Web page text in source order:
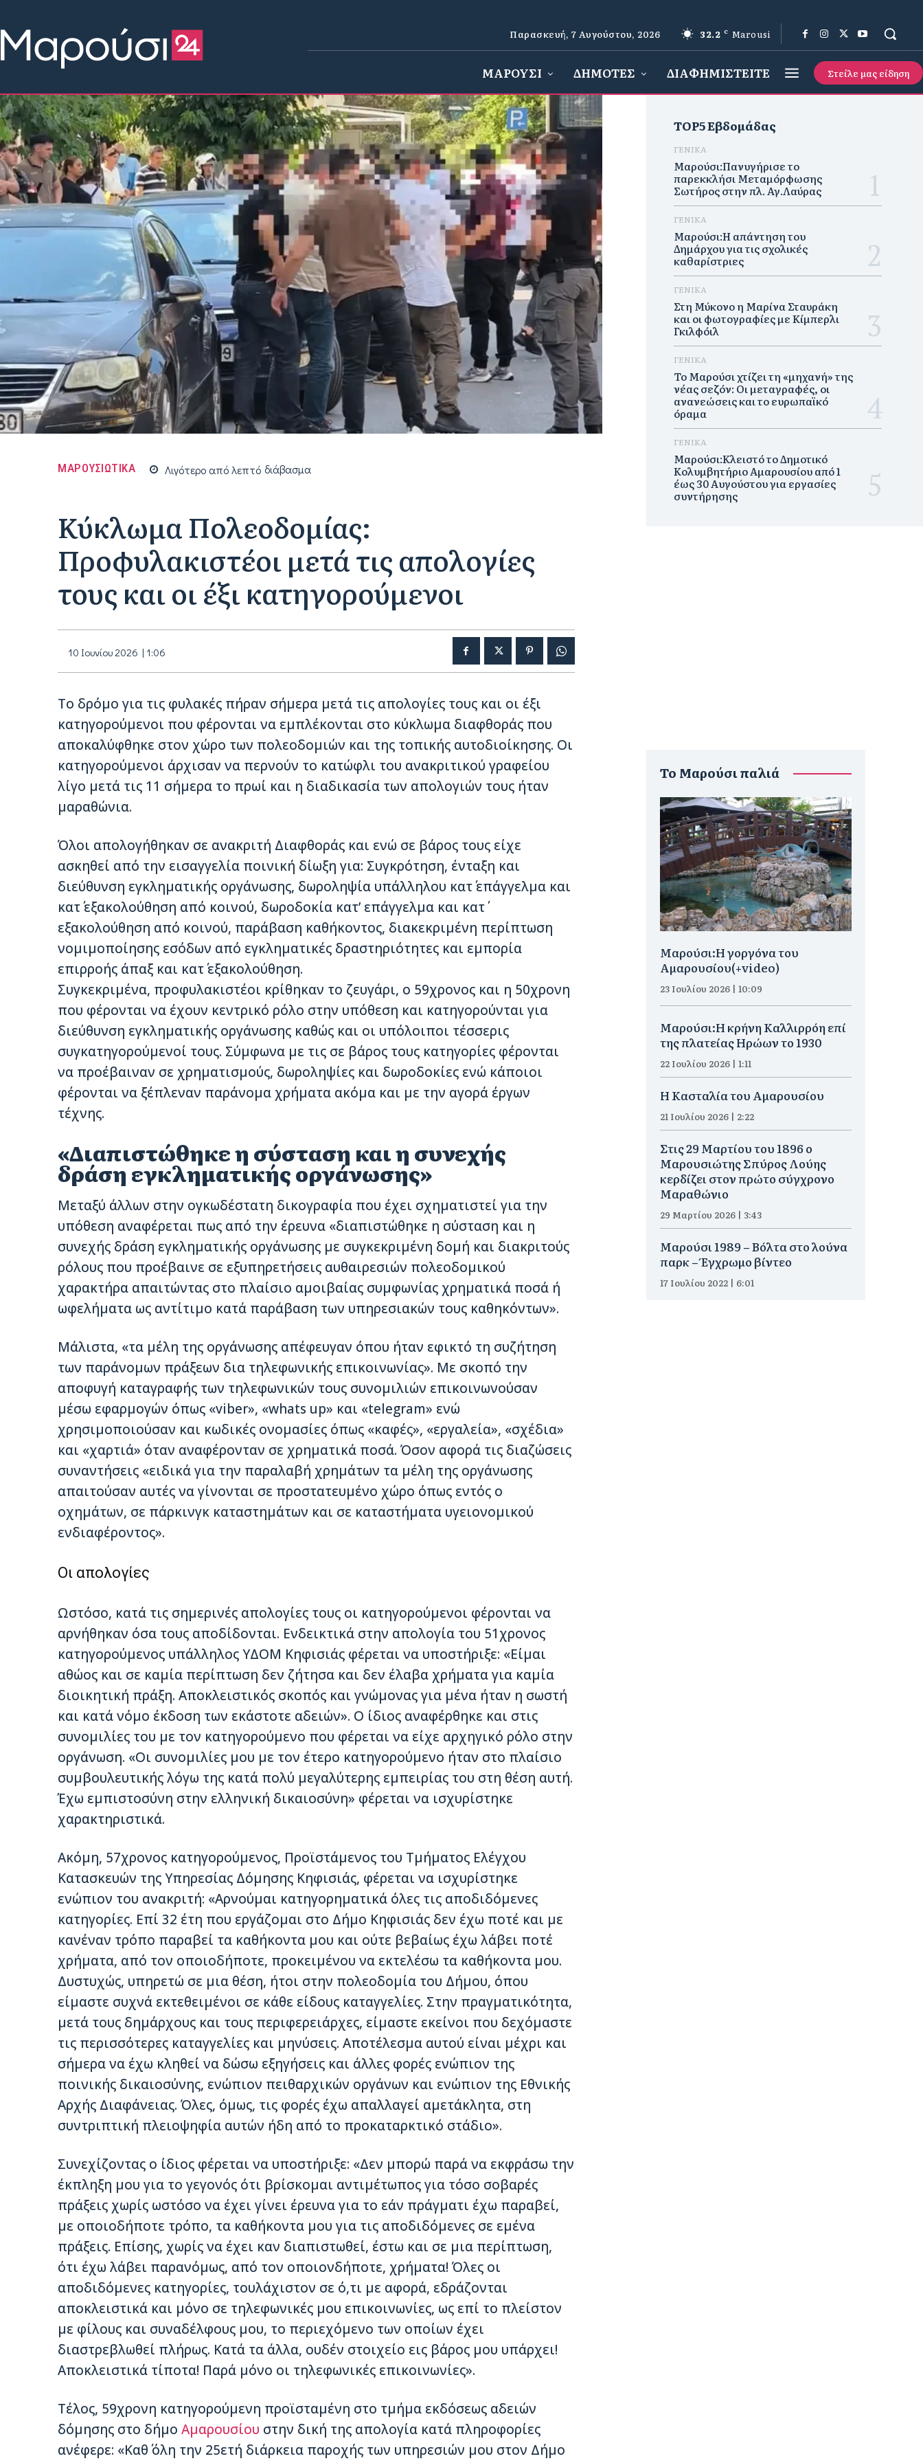
Παρασκευή, 7 Αυγούστου, 2026 32.2 C Marousi
ΜΑΡΟΥΣΙ ΔΗΜΟΤΕΣ ΔΙΑΦΗΜΙΣΤΕΙΤΕ Στείλε μας είδηση
ΜΑΡΟΥΣΙΩΤΙΚΑ Λιγότερο απόλεπτό διάβασμα
Κύκλωμα Πολεοδομίας:
Προφυλακιστέοι μετά τις απολογίες
τους και οι έξι κατηγορούμενοι
10 Ιουνίου 2026 | 1:06
Το δρόμο για τις φυλακές πήραν σήμερα μετά τις απολογίες τους και οι έξι
κατηγορούμενοι που φέρονται να εμπλέκονται στο κύκλωμα διαφθοράς που
αποκαλύφθηκε στον χώρο των πολεοδομιών και της τοπικής αυτοδιοίκησης. Οι
κατηγορούμενοι άρχισαν να περνούν το κατώφλι του ανακριτικού γραφείου
λίγο μετά τις 11 σήμερα το πρωί και η διαδικασία των απολογιών τους ήταν
μαραθώνια.
Όλοι απολογήθηκαν σε ανακριτή Διαφθοράς και ενώ σε βάρος τους είχε
ασκηθεί από την εισαγγελία ποινική δίωξη για: Συγκρότηση, ένταξη και
διεύθυνση εγκληματικής οργάνωσης, δωροληψία υπάλληλου κατ΄ επάγγελμα και
κατ΄ εξακολούθηση από κοινού, δωροδοκία κατ’ επάγγελμα και κατ΄
εξακολούθηση από κοινού, παράβαση καθήκοντος, διακεκριμένη περίπτωση
νομιμοποίησης εσόδων από εγκληματικές δραστηριότητες και εμπορία
επιρροής άπαξ και κατ΄ εξακολούθηση.
Συγκεκριμένα, προφυλακιστέοι κρίθηκαν το ζευγάρι, ο 59χρονος και η 50χρονη
που φέρονται να έχουν κεντρικό ρόλο στην υπόθεση και κατηγορούνται για
διεύθυνση εγκληματικής οργάνωσης καθώς και οι υπόλοιποι τέσσερις
συγκατηγορούμενοί τους. Σύμφωνα με τις σε βάρος τους κατηγορίες φέρονται
να προέβαιναν σε χρηματισμούς, δωροληψίες και δωροδοκίες ενώ κάποιοι
φέρονται να ξέπλεναν παράνομα χρήματα ακόμα και με την αγορά έργων
τέχνης.
«Διαπιστώθηκε η σύσταση και η συνεχής
δράση εγκληματικής οργάνωσης»
Μεταξύ άλλων στην ογκωδέστατη δικογραφία που έχει σχηματιστεί για την
υπόθεση αναφέρεται πως από την έρευνα «διαπιστώθηκε η σύσταση και η
συνεχής δράση εγκληματικής οργάνωσης με συγκεκριμένη δομή και διακριτούς
ρόλους που προέβαινε σε εξυπηρετήσεις αυθαιρεσιών πολεοδομικού
χαρακτήρα απαιτώντας στο πλαίσιο αμοιβαίας συμφωνίας χρηματικά ποσά ή
ωφελήματα ως αντίτιμο κατά παράβαση των υπηρεσιακών τους καθηκόντων».
Μάλιστα, «τα μέλη της οργάνωσης απέφευγαν όπου ήταν εφικτό τη συζήτηση
των παράνομων πράξεων δια τηλεφωνικής επικοινωνίας». Με σκοπό την
αποφυγή καταγραφής των τηλεφωνικών τους συνομιλιών επικοινωνούσαν
μέσω εφαρμογών όπως «viber», «whats up» και «telegram» ενώ
χρησιμοποιούσαν και κωδικές ονομασίες όπως «καφές», «εργαλεία», «σχέδια»
και «χαρτιά» όταν αναφέρονταν σε χρηματικά ποσά. Όσον αφορά τις διαζώσεις
συναντήσεις «ειδικά για την παραλαβή χρημάτων τα μέλη της οργάνωσης
απαιτούσαν αυτές να γίνονται σε προστατευμένο χώρο όπως εντός ο
οχημάτων, σε πάρκινγκ καταστημάτων και σε καταστήματα υγειονομικού
ενδιαφέροντος».
Οι απολογίες
Ωστόσο, κατά τις σημερινές απολογίες τους οι κατηγορούμενοι φέρονται να
αρνήθηκαν όσα τους αποδίδονται. Ενδεικτικά στην απολογία του 51χρονος
κατηγορούμενος υπάλληλος ΥΔΟΜ Κηφισιάς φέρεται να υποστήριξε: «Είμαι
αθώος και σε καμία περίπτωση δεν ζήτησα και δεν έλαβα χρήματα για καμία
διοικητική πράξη. Αποκλειστικός σκοπός και γνώμονας για μένα ήταν η σωστή
και κατά νόμο έκδοση των εκάστοτε αδειών». Ο ίδιος αναφέρθηκε και στις
συνομιλίες του με τον κατηγορούμενο που φέρεται να είχε αρχηγικό ρόλο στην
οργάνωση. «Οι συνομιλίες μου με τον έτερο κατηγορούμενο ήταν στο πλαίσιο
συμβουλευτικής λόγω της κατά πολύ μεγαλύτερης εμπειρίας του στη θέση αυτή.
Έχω εμπιστοσύνη στην ελληνική δικαιοσύνη» φέρεται να ισχυρίστηκε
χαρακτηριστικά.
Ακόμη, 57χρονος κατηγορούμενος, Προϊστάμενος του Τμήματος Ελέγχου
Κατασκευών της Υπηρεσίας Δόμησης Κηφισιάς, φέρεται να ισχυρίστηκε
ενώπιον του ανακριτή: «Αρνούμαι κατηγορηματικά όλες τις αποδιδόμενες
κατηγορίες. Επί 32 έτη που εργάζομαι στο Δήμο Κηφισιάς δεν έχω ποτέ και με
κανέναν τρόπο παραβεί τα καθήκοντα μου και ούτε βεβαίως έχω λάβει ποτέ
χρήματα, από τον οποιοδήποτε, προκειμένου να εκτελέσω τα καθήκοντα μου.
Δυστυχώς, υπηρετώ σε μια θέση, ήτοι στην πολεοδομία του Δήμου, όπου
είμαστε συχνά εκτεθειμένοι σε κάθε είδους καταγγελίες. Στην πραγματικότητα,
μετά τους δημάρχους και τους περιφερειάρχες, είμαστε εκείνοι που δεχόμαστε
τις περισσότερες καταγγελίες και μηνύσεις. Αποτέλεσμα αυτού είναι μέχρι και
σήμερα να έχω κληθεί να δώσω εξηγήσεις και άλλες φορές ενώπιον της
ποινικής δικαιοσύνης, ενώπιον πειθαρχικών οργάνων και ενώπιον της Εθνικής
Αρχής Διαφάνειας. Όλες, όμως, τις φορές έχω απαλλαγεί αμετάκλητα, στη
συντριπτική πλειοψηφία αυτών ήδη από το προκαταρκτικό στάδιο».
Συνεχίζοντας ο ίδιος φέρεται να υποστήριξε: «Δεν μπορώ παρά να εκφράσω την
έκπληξη μου για το γεγονός ότι βρίσκομαι αντιμέτωπος για τόσο σοβαρές
πράξεις χωρίς ωστόσο να έχει γίνει έρευνα για το εάν πράγματι έχω παραβεί,
με οποιοδήποτε τρόπο, τα καθήκοντα μου για τις αποδιδόμενες σε εμένα
πράξεις. Επίσης, χωρίς να έχει καν διαπιστωθεί, έστω και σε μια περίπτωση,
ότι έχω λάβει παρανόμως, από τον οποιονδήποτε, χρήματα! Όλες οι
αποδιδόμενες κατηγορίες, τουλάχιστον σε ό,τι με αφορά, εδράζονται
αποκλειστικά και μόνο σε τηλεφωνικές μου επικοινωνίες, ως επί το πλείστον
με φίλους και συναδέλφους μου, το περιεχόμενο των οποίων έχει
διαστρεβλωθεί πλήρως. Κατά τα άλλα, ουδέν στοιχείο εις βάρος μου υπάρχει!
Αποκλειστικά τίποτα! Παρά μόνο οι τηλεφωνικές επικοινωνίες».
Τέλος, 59χρονη κατηγορούμενη προϊσταμένη στο τμήμα εκδόσεως αδειών
δόμησης στο δήμο Αμαρουσίου στην δική της απολογία κατά πληροφορίες
ανέφερε: «Καθ΄ όλη την 25ετή διάρκεια παροχής των υπηρεσιών μου στον Δήμο
TOP5 Εβδομάδας
ΓΕΝΙΚΑ
Μαρούσι:Πανυγήρισε το
παρεκκλήσι Μεταμόρφωσης
Σωτήρος στην πλ. Αγ.Λαύρας
ΓΕΝΙΚΑ
Μαρούσι:Η απάντηση του
Δημάρχου για τις σχολικές
καθαρίστριες
ΓΕΝΙΚΑ
Στη Μύκονο η Μαρίνα Σταυράκη
και οι φωτογραφίες με Κίμπερλι
Γκιλφόιλ
ΓΕΝΙΚΑ
Το Μαρούσι χτίζει τη «μηχανή» της
νέας σεζόν: Οι μεταγραφές, οι
ανανεώσεις και το ευρωπαϊκό
όραμα
ΓΕΝΙΚΑ
Μαρούσι:Κλειστό το Δημοτικό
Κολυμβητήριο Αμαρουσίου από 1
έως 30 Αυγούστου για εργασίες
συντήρησης
To Μαρούσι παλιά
Μαρούσι:H γοργόνα του
Αμαρουσίου(+video)
23 Ιουλίου 2026 | 10:09
Μαρούσι:Η κρήνη Καλλιρρόη επί
της πλατείας Ηρώων το 1930
22 Ιουλίου 2026 | 1:11
Η Κασταλία του Αμαρουσίου
21 Ιουλίου 2026 | 2:22
Στις 29 Μαρτίου του 1896 ο
Μαρουσιώτης Σπύρος Λούης
κερδίζει στον πρώτο σύγχρονο
Μαραθώνιο
29 Μαρτίου 2026 | 3:43
Μαρούσι 1989 – Βόλτα στο λούνα
παρκ – Έγχρωμο βίντεο
17 Ιουλίου 2022 | 6:01